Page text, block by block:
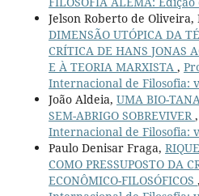
Jelson Roberto de Oliveira,
DIMENSÃO UTÓPICA DA
CRÍTICA DE HANS JONAS
E À TEORIA MARXISTA ,
Internacional de Filosofia:
João Aldeia, UMA BIO-
SEM-ABRIGO SOBREVIVER,
Internacional de Filosofia:
Paulo Denisar Fraga,
COMO PRESSUPOSTO DA
ECONÔMICO-FILOSÓFICOS ,